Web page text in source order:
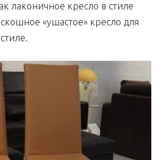
лаконичное кресло в стиле
«ушастое» кресло для